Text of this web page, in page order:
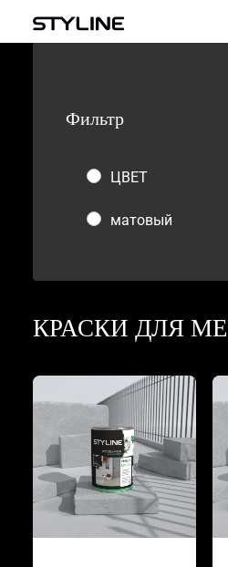
ВДОХНОВЕНИЕ
КОНТАКТ
PL
Фильтр
ЦВЕТ
матовый
КРАСКИ ДЛЯ